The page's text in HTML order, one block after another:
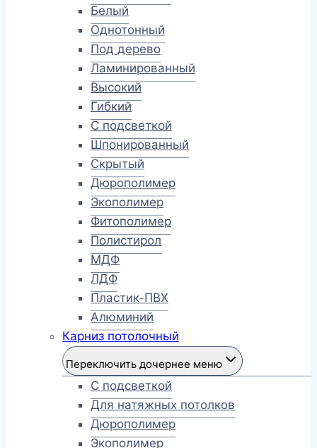
Белый
Однотонный
Под дерево
Ламинированный
Высокий
Гибкий
С подсветкой
Шпонированный
Скрытый
Дюрополимер
Экополимер
Фитополимер
Полистирол
МДФ
ЛДФ
Пластик-ПВХ
Алюминий
Карниз потолочный
Переключить дочернее меню
С подсветкой
Для натяжных потолков
Дюрополимер
Экополимер